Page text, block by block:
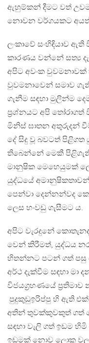
ඇහුම්කන් දීමට වත්
නොවන වර්ගයකට
ලංකාවේ සංහිඳියාව
කාරණය වන්නේ සත්‍ය
අපිට අවංක
වුවමනාවෙන් සමාව
ගැනීම සඳහා මුලින්ම
ප්‍රශ්නයට අපි තෝරාගත්
මිනිස් ඝාතන අතුරුදන්
දේ සිදු වූ බවටත්
තිබෙන්නේ මෙකී
මානුෂික මෙහෙයුමක්
යුද්ධයේ
පෙන්වා දෙන්නන්වද
ලෙස හංවඩු ගැසීමට ය.
අපිට වැරදුනේ
වෙන් කිරීමත්, යුද්ධය
හිතන්නට පටන් ගත් පසු
අර්ථ දැක්වීම සඳහා
විජයග්‍රහණයේ
පුදුකුඩුඉරිප්පු හි ඇති
අතින් තුවක්කුවකුත් ගත්
සඳහා වැලි ගත් ඉඩම
ඉඩමක් නොව ලොකු